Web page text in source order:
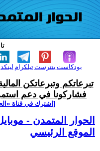
تيلكرامبنترست بودكاست
تبرعاتكم وتبرعاتكن
فشاركونا في دعم
[اشترك في قناة
الحوار المتمدن -
الموقع الرئيسي